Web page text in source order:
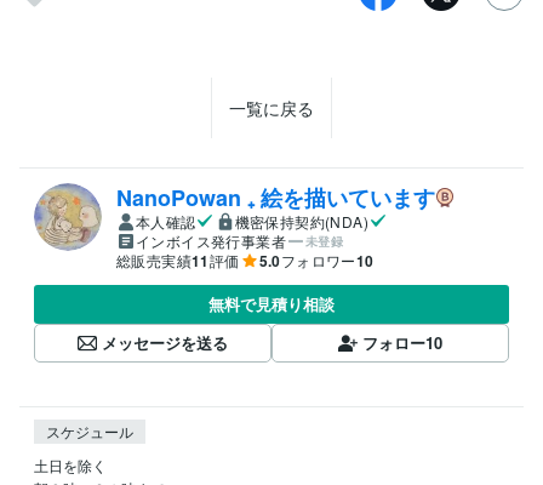
一覧に戻る
NanoPowan ₊ 絵を描いています
本人確認
機密保持契約(NDA)
インボイス発行事業者
未登録
総販売実績11評価 5.0フォロワー10
無料で見積り相談
メッセージを送る
フォロー10
スケジュール
土日を除く